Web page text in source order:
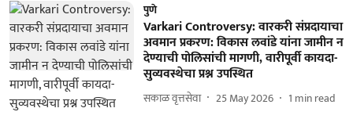
पुणे
Varkari Controversy: वारकरी संप्रदायाचा
अवमान प्रकरण: विकास लवांडे यांना जामीन न
देण्याची पोलिसांची मागणी, वारीपूर्वी कायदा-
सुव्यवस्थेचा प्रश्न उपस्थित
सकाळ वृत्तसेवा 25 May 2026 1 min read